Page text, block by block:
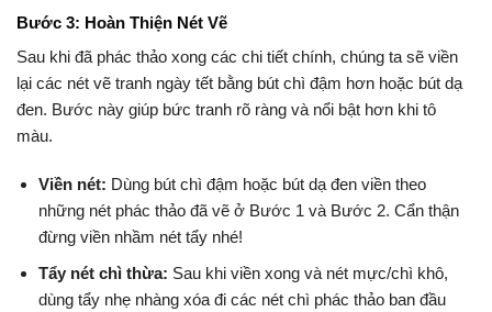
Bước 3: Hoàn Thiện Nét Vẽ
Sau khi đã phác thảo xong các chi tiết chính, chúng ta sẽ viền
lại các nét vẽ tranh ngày tết bằng bút chì đậm hơn hoặc bút dạ
đen. Bước này giúp bức tranh rõ ràng và nổi bật hơn khi tô
màu.
Viền nét: Dùng bút chì đậm hoặc bút dạ đen viền theo
những nét phác thảo đã vẽ ở Bước 1 và Bước 2. Cẩn thận
đừng viền nhầm nét tẩy nhé!
Tẩy nét chì thừa: Sau khi viền xong và nét mực/chì khô,
dùng tẩy nhẹ nhàng xóa đi các nét chì phác thảo ban đầu